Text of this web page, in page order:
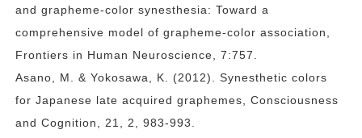
and grapheme-color synesthesia: Toward a
comprehensive model of grapheme-color association,
Frontiers in Human Neuroscience, 7:757.
Asano, M. & Yokosawa, K. (2012). Synesthetic colors
for Japanese late acquired graphemes, Consciousness
and Cognition, 21, 2, 983-993.